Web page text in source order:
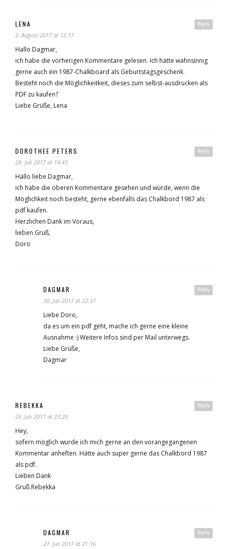
Reply
LENA
2. August 2017 at 12:17
Hallo Dagmar,
ich habe die vorherigen Kommentare gelesen. Ich hätte wahnsinnig
gerne auch ein 1987-Chalkboard als Geburtstagsgeschenk.
Besteht noch die Möglichkeitkeit, dieses zum selbst-ausdrucken als
PDF zu kaufen?
Liebe Grüße, Lena
Reply
DOROTHEE PETERS
28. Juli 2017 at 14:43
Hallo liebe Dagmar,
ich habe die oberen Kommentare gesehen und würde, wenn die
Möglichkeit noch besteht, gerne ebenfalls das Chalkbord 1987 als
pdf kaufen.
Herzlichen Dank im Voraus,
lieben Gruß,
Doro
Reply
DAGMAR
30. Juli 2017 at 22:37
Liebe Doro,
da es um ein pdf geht, mache ich gerne eine kleine
Ausnahme :) Weitere Infos sind per Mail unterwegs.
Liebe Grüße,
Dagmar
Reply
REBEKKA
25. Juli 2017 at 23:20
Hey,
sofern möglich wurde ich mich gerne an den vorangegangenen
Kommentar anheften. Hätte auch super gerne das Chalkbord 1987
als pdf.
Lieben Dank
Gruß Rebekka
Reply
DAGMAR
27. Juli 2017 at 21:16